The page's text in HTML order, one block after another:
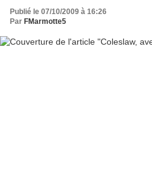
Publié le 07/10/2009 à 16:26
Par FMarmotte5